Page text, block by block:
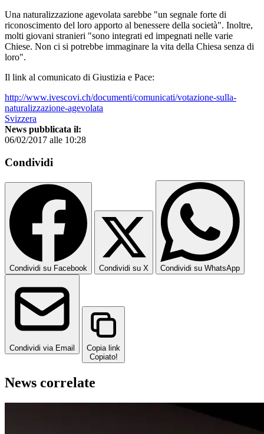
Una naturalizzazione agevolata sarebbe "un segnale forte di
riconoscimento del loro apporto al benessere della società". Inoltre,
molti giovani stranieri "sono integrati ed impegnati nelle varie
Chiese. Non ci si potrebbe immaginare la vita della Chiesa senza di
loro".
Il link al comunicato di Giustizia e Pace:
http://www.ivescovi.ch/documenti/comunicati/votazione-sulla-
naturalizzazione-agevolata
Svizzera
News pubblicata il:
06/02/2017 alle 10:28
Condividi
Condividi su Facebook Condividi su X Condividi su WhatsApp
Condividi via Email
Copia link
Copiato!
News correlate